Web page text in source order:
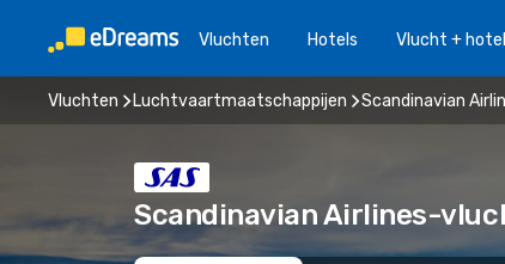
Vluchten Hotels Vlucht + hotel
Vluchten Luchtvaartmaatschappijen Scandinavian
Scandinavian Airlines-